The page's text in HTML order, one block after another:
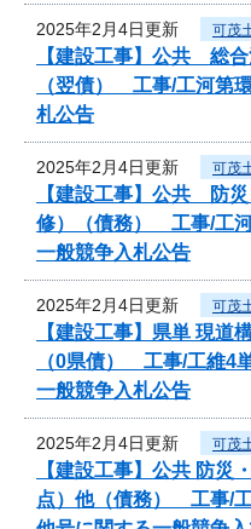
2025年2月4日更新 可茂
【建設工事】公共 総合
（翌債） 工事/工河第
札公告
2025年2月4日更新 可茂
【建設工事】公共 防
修）（債務） 工事/工
一般競争入札公告
2025年2月4日更新 可茂
【建設工事】県単 現道
（0県債） 工事/工維4
一般競争入札公告
2025年2月4日更新 可茂
【建設工事】公共 防災
点）他（債務） 工事/